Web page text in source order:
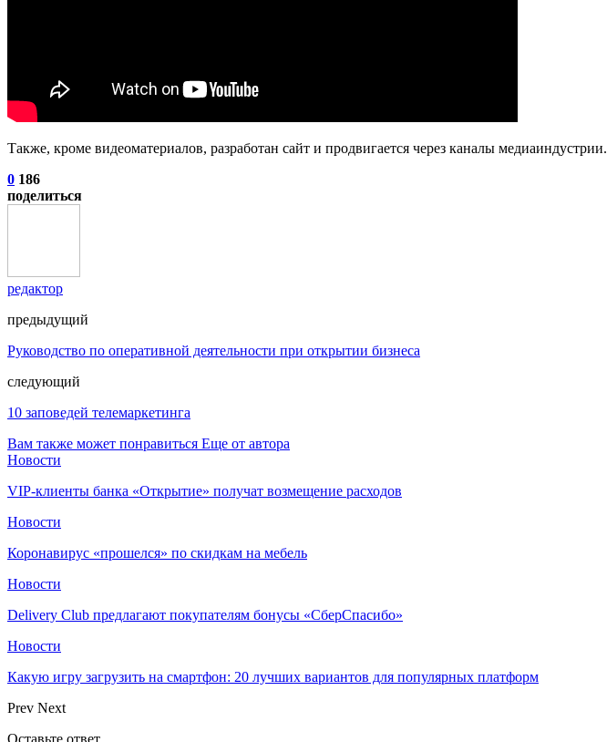
Также, кроме видеоматериалов, разработан сайт и продвигается через каналы медиаиндустрии.
0 186
поделиться
редактор
предыдущий
Руководство по оперативной деятельности при открытии бизнеса
следующий
10 заповедей телемаркетинга
Вам также может понравиться Еще от автора
Новости
VIP-клиенты банка «Открытие» получат возмещение расходов
Новости
Коронавирус «прошелся» по скидкам на мебель
Новости
Delivery Club предлагают покупателям бонусы «СберСпасибо»
Новости
Какую игру загрузить на смартфон: 20 лучших вариантов для популярных платформ
Prev Next
Оставьте ответ